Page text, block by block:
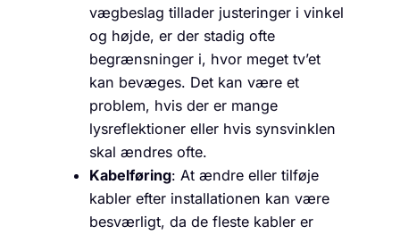
vægbeslag tillader justeringer i vinkel
og højde, er der stadig ofte
begrænsninger i, hvor meget tv’et
kan bevæges. Det kan være et
problem, hvis der er mange
lysreflektioner eller hvis synsvinklen
skal ændres ofte.
Kabelføring: At ændre eller tilføje
kabler efter installationen kan være
besværligt, da de fleste kabler er